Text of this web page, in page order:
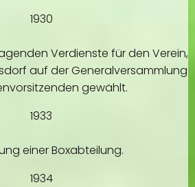
1930
Verdienste für den Verein,
auf der Generalversammlung
gewählt.
1933
einer Boxabteilung.
1934